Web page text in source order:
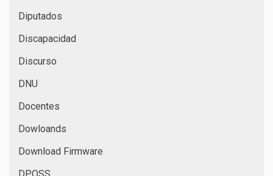
Diputados
Discapacidad
Discurso
DNU
Docentes
Dowloands
Download Firmware